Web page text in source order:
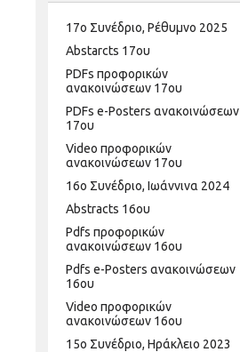
17ο Συνέδριο, Ρέθυμνο 2025
Abstarcts 17oυ
PDFs προφορικών
ανακοινώσεων 17ου
PDFs e-Posters ανακοινώσεων
17ου
Video προφορικών
ανακοινώσεων 17ου
16ο Συνέδριο, Ιωάννινα 2024
Abstracts 16ου
Pdfs προφορικών
ανακοινώσεων 16ου
Pdfs e-Posters ανακοινώσεων
16ου
Video προφορικών
ανακοινώσεων 16ου
15ο Συνέδριο, Ηράκλειο 2023